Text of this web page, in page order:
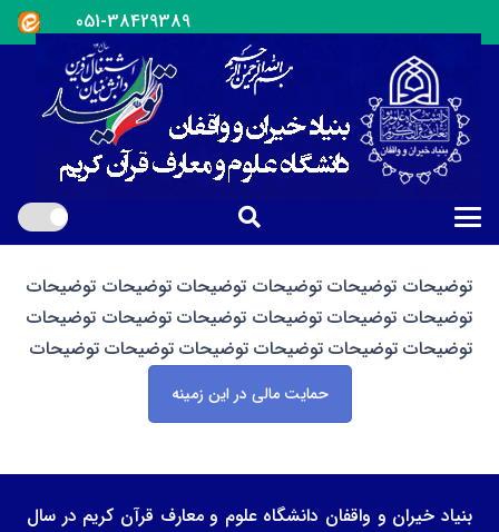
051-38429389
توضیحات توضیحات توضیحات توضیحات توضیحات توضیحات
توضیحات توضیحات توضیحات توضیحات توضیحات توضیحات
توضیحات توضیحات توضیحات توضیحات توضیحات توضیحات
حمایت مالی در این زمینه
بنیاد خیران و واقفان دانشگاه علوم و معارف قرآن کریم در سال